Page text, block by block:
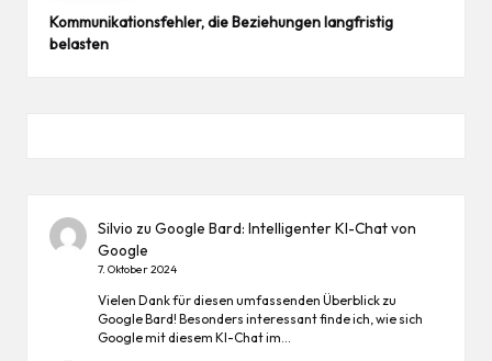
Kommunikationsfehler, die Beziehungen langfristig
belasten
Silvio zuGoogle Bard: Intelligenter KI-Chat von
Google
7. Oktober 2024
Vielen Dank für diesen umfassenden Überblick zu
Google Bard! Besonders interessant finde ich, wie sich
Google mit diesem KI-Chat im…